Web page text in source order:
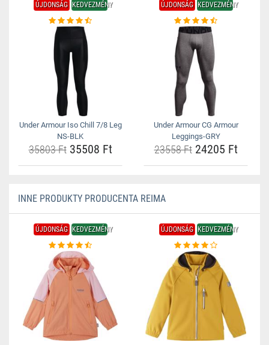
ÚJDONSÁG KEDVEZMÉNY
Under Armour Iso Chill 7/8 Leg
NS-BLK
35803 Ft35508 Ft
ÚJDONSÁG KEDVEZMÉNY
Under Armour CG Armour
Leggings-GRY
23558 Ft24205 Ft
INNE PRODUKTY PRODUCENTA REIMA
ÚJDONSÁG KEDVEZMÉNY ÚJDONSÁG KEDVEZMÉNY